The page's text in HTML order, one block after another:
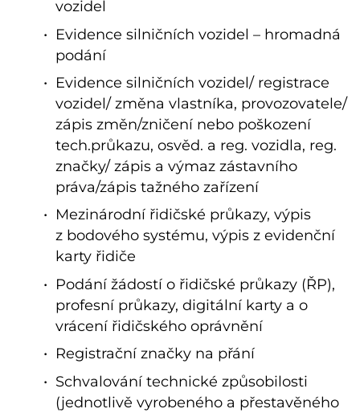
vozidel
Evidence silničních vozidel – hromadná
podání
Evidence silničních vozidel/ registrace
vozidel/ změna vlastníka, provozovatele/
zápis změn/zničení nebo poškození
tech.průkazu, osvěd. a reg. vozidla, reg.
značky/ zápis a výmaz zástavního
práva/zápis tažného zařízení
Mezinárodní řidičské průkazy, výpis
z bodového systému, výpis z evidenční
karty řidiče
Podání žádostí o řidičské průkazy (ŘP),
profesní průkazy, digitální karty a o
vrácení řidičského oprávnění
Registrační značky na přání
Schvalování technické způsobilosti
(jednotlivě vyrobeného a přestavěného